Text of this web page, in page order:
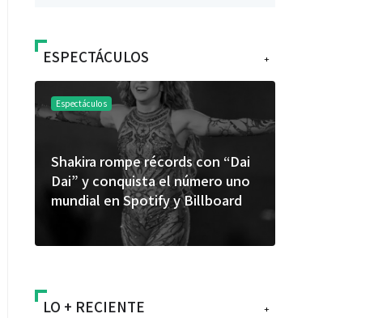
+
ESPECTÁCULOS
Espectáculos
Shakira rompe récords con “Dai
Dai” y conquista el número uno
mundial en Spotify y Billboard
+
LO + RECIENTE